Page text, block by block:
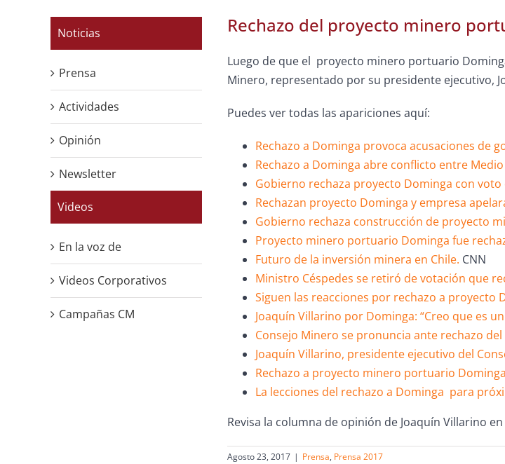
Rechazo del proyecto minero
Luego de que el proyecto minero portuario
Minero, representado por su presidente ejecutivo,
Puedes ver todas las apariciones aquí:
Rechazo a Dominga provoca acusaciones de
Rechazo a Dominga abre conflicto entre
Gobierno rechaza proyecto Dominga con
Rechazan proyecto Dominga y empresa
Gobierno rechaza construcción de proyecto
Proyecto minero portuario Dominga fue
Futuro de la inversión minera en Chile. CNN
Ministro Céspedes se retiró de votación que
Siguen las reacciones por rechazo a proyecto
Joaquín Villarino por Dominga: “Creo que es
Consejo Minero se pronuncia ante rechazo
Joaquín Villarino, presidente ejecutivo del
Rechazo a proyecto minero portuario
La lecciones del rechazo a Dominga para
Revisa la columna de opinión de Joaquín Villarino
Agosto 23, 2017 | Prensa, Prensa 2017
Noticias
Prensa
Actividades
Opinión
Newsletter
Videos
En la voz de
Videos Corporativos
Campañas CM